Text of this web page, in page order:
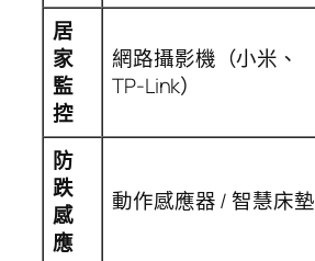
居
家
監
控
網路攝影機（小米、
TP-Link）
防
跌
感
應
動作感應器 / 智慧床墊